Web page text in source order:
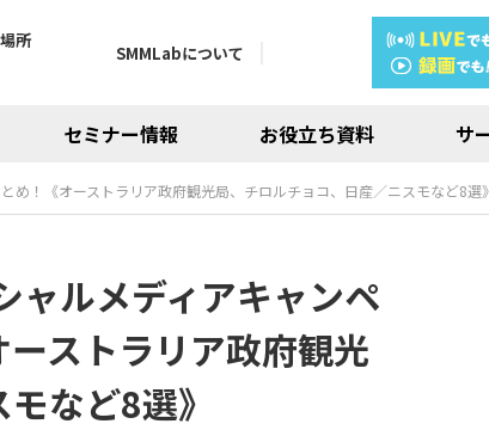
所
セミナー情報 お役立ち資料 サ
SMMLabについて
！《オーストラリア政府観光局、チロルチョコ、日産／ニスモなど8選》
ルメディアキャンペ
ストラリア政府観光
など8選》